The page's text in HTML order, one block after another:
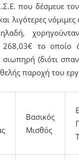
που δέσμευε
λιγότερες
268,03€ το οποίο
σιωπηρή (διότι
παροχή του
Βασικός
Μισθός